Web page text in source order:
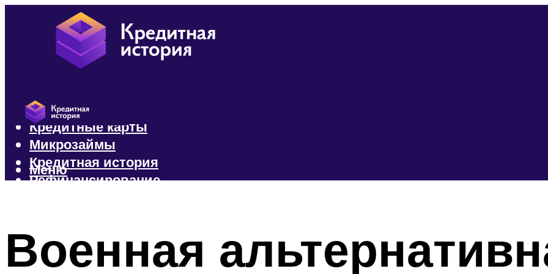
Кредиты
Кредитные карты
Микрозаймы
Кредитная история
Рефинансирование
Меню
Военная